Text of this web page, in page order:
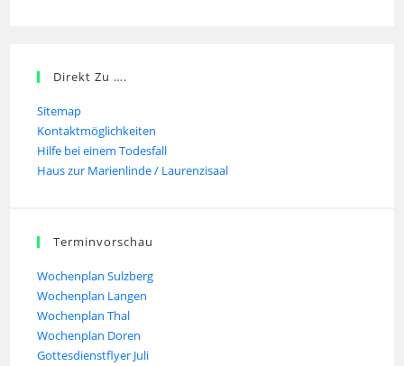
Direkt Zu ….
Sitemap
Kontaktmöglichkeiten
Hilfe bei einem Todesfall
Haus zur Marienlinde / Laurenzisaal
Terminvorschau
Wochenplan Sulzberg
Wochenplan Langen
Wochenplan Thal
Wochenplan Doren
Gottesdienstflyer Juli